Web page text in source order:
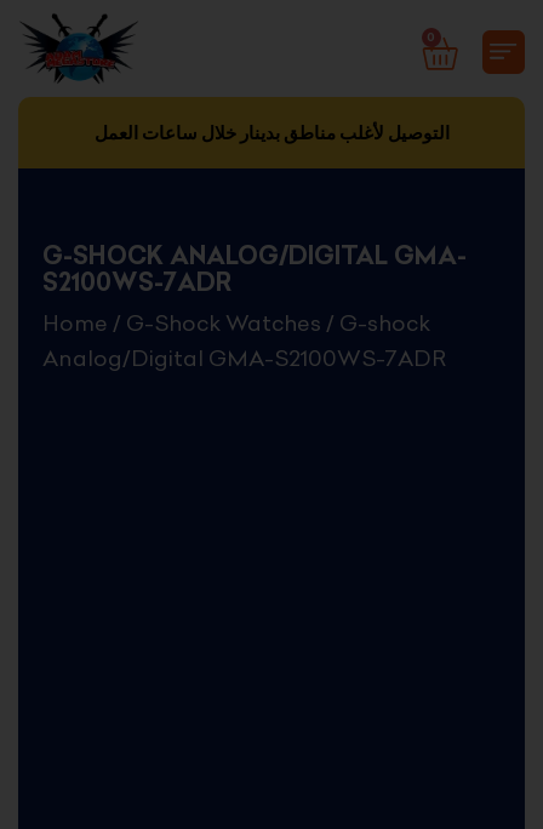
content
0
CART
التوصيل لأغلب مناطق بدينار خلال ساعات العمل
G-SHOCK ANALOG/DIGITAL GMA-
S2100WS-7ADR
Home / G-Shock Watches / G-shock
Analog/Digital GMA-S2100WS-7ADR